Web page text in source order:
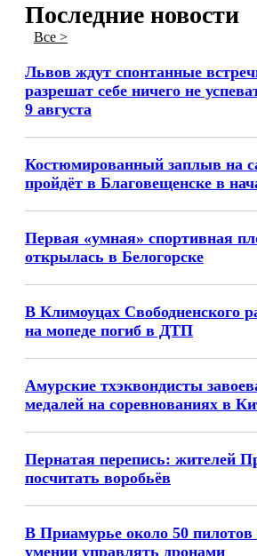
Последние новости
Все >
Львов ждут спонтанные
разрешат себе ничего не
9 августа
Костюмированный заплыв на
пройдёт в Благовещенске в
Первая «умная» спортивная
открылась в Белогорске
В Климоуцах Свободненского
на мопеде погиб в ДТП
Амурские тхэквондисты
медалей на соревнованиях в
Пернатая перепись: жителей
посчитать воробьёв
В Приамурье около 50 пилотов
умении управлять дронами